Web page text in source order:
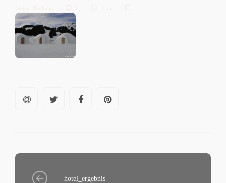
Letícia Diethelm 0 1 min
hotel_ergebnis